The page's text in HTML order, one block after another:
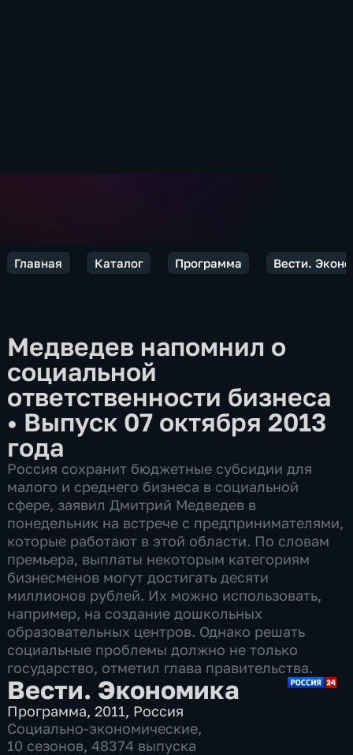
Главная Каталог Программа Вести.
Медведев напомнил о
социальной
ответственности бизнеса
• Выпуск 07 октября 2013
года
Россия сохранит бюджетные субсидии для
малого и среднего бизнеса в социальной
сфере, заявил Дмитрий Медведев в
понедельник на встрече с предпринимателями,
которые работают в этой области. По словам
премьера, выплаты некоторым категориям
бизнесменов могут достигать десяти
миллионов рублей. Их можно использовать,
например, на создание дошкольных
образовательных центров. Однако решать
социальные проблемы должно не только
государство, отметил глава правительства.
Вести. Экономика
Программа,2011, Россия
Социально-экономические,
10 сезонов, 48374 выпуска